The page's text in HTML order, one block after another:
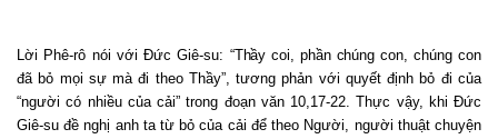
Lời Phê-rô nói với Đức Giê-su: “Thầy coi, phần chúng con, chúng con
đã bỏ mọi sự mà đi theo Thầy”, tương phản với quyết định bỏ đi của
“người có nhiều của cải” trong đoạn văn 10,17-22. Thực vậy, khi Đức
Giê-su đề nghị anh ta từ bỏ của cải để theo Người, người thuật chuyện